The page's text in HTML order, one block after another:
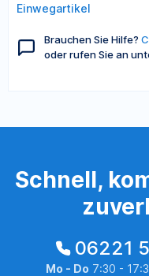
Einwegartikel
Brauchen Sie Hilfe?
oder rufen Sie an
Schnell,
06221
Mo - Do 7:30 -